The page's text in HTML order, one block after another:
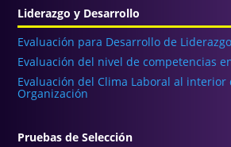
Liderazgo y Desarrollo
Evaluación para Desarrollo de
Evaluación del nivel de competencias
Evaluación del Clima Laboral al interior
Organización
Pruebas de Selección